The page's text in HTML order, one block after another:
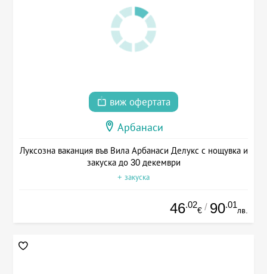
виж офертата
Арбанаси
Луксозна ваканция във Вила Арбанаси Делукс с нощувка и
закуска до 30 декември
+ закуска
46.02
€ / 90.01
лв.